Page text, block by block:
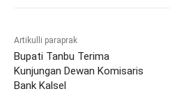
Artikulli paraprak
Bupati Tanbu Terima
Kunjungan Dewan Komisaris
Bank Kalsel